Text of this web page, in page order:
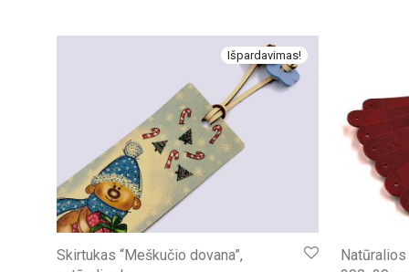
Išpardavimas!
Skirtukas “Meškučio dovana”,